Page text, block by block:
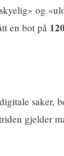
og
en bot på
saker,
gjelder